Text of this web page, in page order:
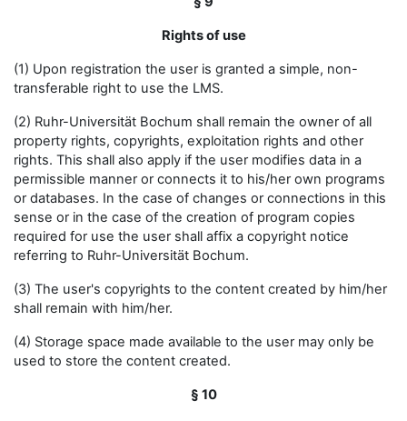
Rights of use
(1) Upon registration the user is granted a simple, non-
transferable right to use the LMS.
(2) Ruhr-Universität Bochum shall remain the owner of all
property rights, copyrights, exploitation rights and other
rights. This shall also apply if the user modifies data in a
permissible manner or connects it to his/her own programs
or databases. In the case of changes or connections in this
sense or in the case of the creation of program copies
required for use the user shall affix a copyright notice
referring to Ruhr-Universität Bochum.
(3) The user's copyrights to the content created by him/her
shall remain with him/her.
(4) Storage space made available to the user may only be
used to store the content created.
§ 10